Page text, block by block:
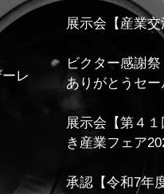
レ
展示会【産業交
ビクター感謝
ありがとうセー
展示会【第４
き産業フェア
承認【令和7年